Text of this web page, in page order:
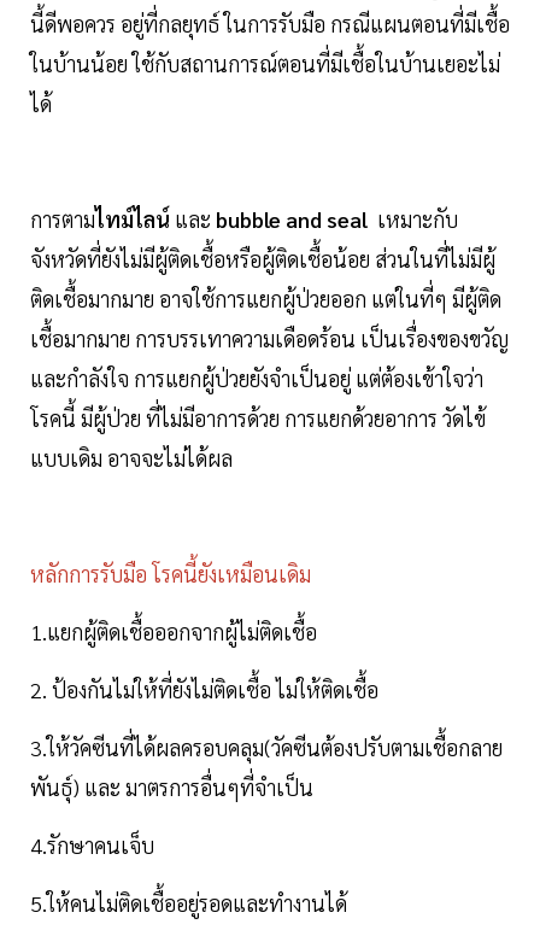
นี้ดีพอควร อยู่ที่กลยุทธ์ ในการรับมือ กรณีแผนตอนที่มีเชื้อ
ในบ้านน้อย ใช้กับสถานการณ์ตอนที่มีเชื้อในบ้านเยอะไม่
ได้
การตามไทม์ไลน์ และ bubble and seal เหมาะกับ
จังหวัดที่ยังไม่มีผู้ติดเชื้อหรือผู้ติดเชื้อน้อย ส่วนในที่ไม่มีผู้
ติดเชื้อมากมาย อาจใช้การแยกผู้ป่วยออก แต่ในที่ๆ มีผู้ติด
เชื้อมากมาย การบรรเทาความเดือดร้อน เป็นเรื่องของขวัญ
และกำลังใจ การแยกผู้ป่วยยังจำเป็นอยู่ แต่ต้องเข้าใจว่า
โรคนี้ มีผู้ป่วย ที่ไม่มีอาการด้วย การแยกด้วยอาการ วัดไข้
แบบเดิม อาจจะไม่ได้ผล
หลักการรับมือ โรคนี้ยังเหมือนเดิม
1.แยกผู้ติดเชื้อออกจากผู้ไม่ติดเชื้อ
2. ป้องกันไม่ให้ที่ยังไม่ติดเชื้อ ไม่ให้ติดเชื้อ
3.ให้วัคซีนที่ได้ผลครอบคลุม(วัคซีนต้องปรับตามเชื้อกลาย
พันธุ์) และ มาตรการอื่นๆที่จำเป็น
4.รักษาคนเจ็บ
5.ให้คนไม่ติดเชื้ออยู่รอดและทำงานได้